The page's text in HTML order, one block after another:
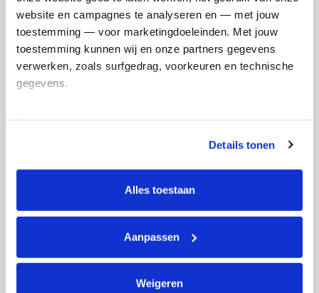
website en campagnes te analyseren en — met jouw
toestemming — voor marketingdoeleinden. Met jouw
toestemming kunnen wij en onze partners gegevens
verwerken, zoals surfgedrag, voorkeuren en technische
gegevens.
tonen. Je kunt je toestemming op elk moment wijzigen of
intrekken via Cookie instellingen onderaan de pagina. De
lijst met cookies is te vinden in het tabblad “details”.
Details tonen
Alles toestaan
Aanpassen
Weigeren